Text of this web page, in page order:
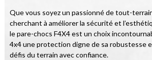
Que vous soyez un passionné de tout-
cherchant à améliorer la sécurité et
le pare-chocs F4X4 est un choix
4x4 une protection digne de sa robustesse
défis du terrain avec confiance.